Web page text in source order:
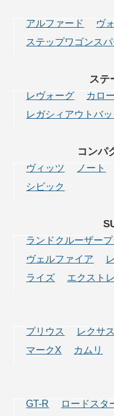
アルファード ヴ
ステップワゴンス
ステ
レヴォーグ カロ
レガシィアウトバッ
コンパ
ヴィッツ ノート
シビック
ランドクルーザープ
ヴェルファイア
ライズ
エクスト
プリウス レクサ
マークX
カムリ
GT-R ロードスタ